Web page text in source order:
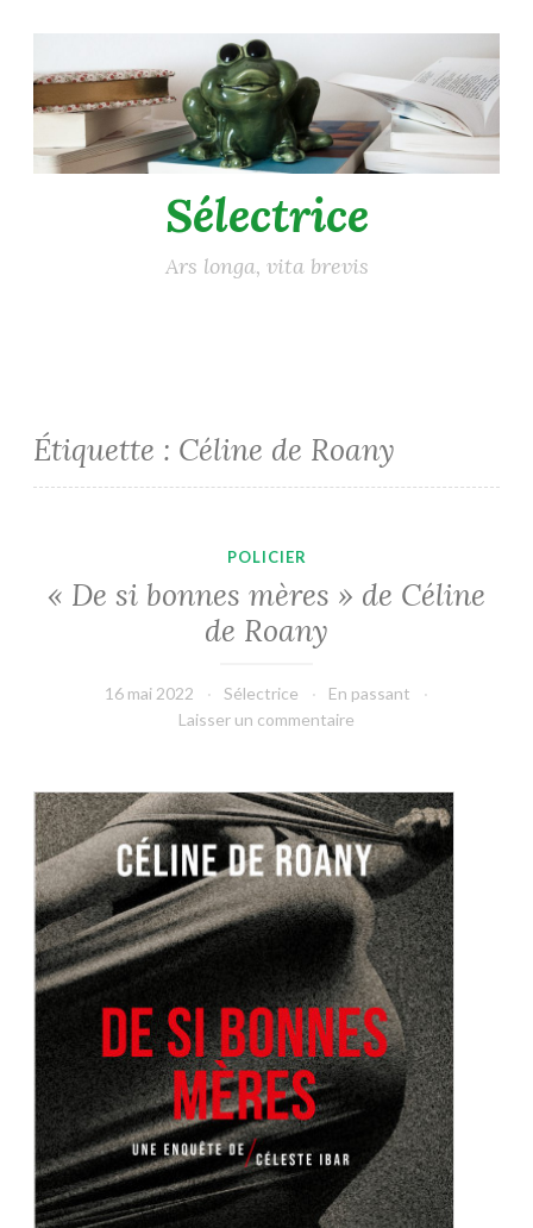
au
contenu
principal
Sélectrice
Ars longa, vita brevis
Étiquette : Céline de Roany
POLICIER
« De si bonnes mères » de Céline
de Roany
16 mai 2022 Sélectrice
En passant
Laisser un commentaire